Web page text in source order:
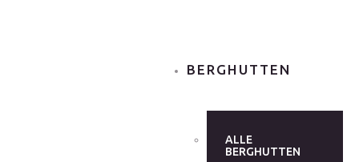
BERGHUTTEN
ALLE
BERGHUTTEN